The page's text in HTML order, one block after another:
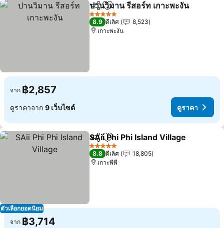
แชร์ เพิ่มในรายการโปรด
ปานวิมาน รีสอร์ท เกาะพะงัน
5 ดาว
8.9 ดีเลิศ
8,523
เกาะพะงัน
จาก ฿2,857
ดูราคาจาก 9 เว็บไซต์ ดูราคา
ตัวเลือกยอดนิยม
แชร์ เพิ่มในรายการโปรด
SAii Phi Phi Island Village
5 ดาว
8.8 ดีเลิศ
18,805
เกาะพีพี
จาก ฿3,714